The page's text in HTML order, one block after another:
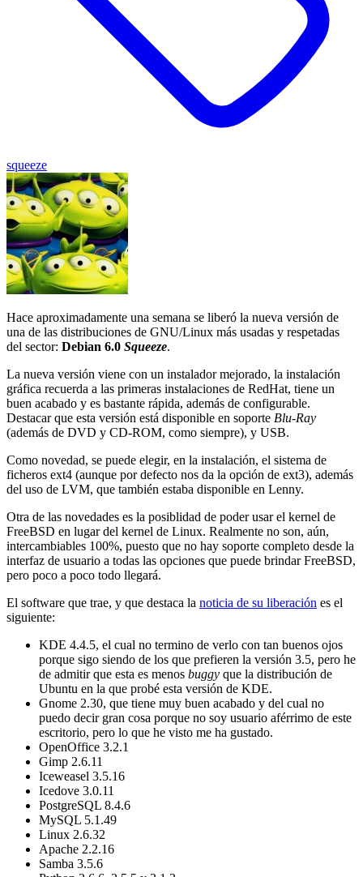
squeeze
Hace aproximadamente una semana se liberó la nueva versión de
una de las distribuciones de GNU/Linux más usadas y respetadas
del sector: Debian 6.0 Squeeze.
La nueva versión viene con un instalador mejorado, la instalación
gráfica recuerda a las primeras instalaciones de RedHat, tiene un
buen acabado y es bastante rápida, además de configurable.
Destacar que esta versión está disponible en soporte Blu-Ray
(además de DVD y CD-ROM, como siempre), y USB.
Como novedad, se puede elegir, en la instalación, el sistema de
ficheros ext4 (aunque por defecto nos da la opción de ext3), además
del uso de LVM, que también estaba disponible en Lenny.
Otra de las novedades es la posiblidad de poder usar el kernel de
FreeBSD en lugar del kernel de Linux. Realmente no son, aún,
intercambiables 100%, puesto que no hay soporte completo desde la
interfaz de usuario a todas las opciones que puede brindar FreeBSD,
pero poco a poco todo llegará.
El software que trae, y que destaca la noticia de su liberación es el
siguiente:
KDE 4.4.5, el cual no termino de verlo con tan buenos ojos
porque sigo siendo de los que prefieren la versión 3.5, pero he
de admitir que esta es menos buggy que la distribución de
Ubuntu en la que probé esta versión de KDE.
Gnome 2.30, que tiene muy buen acabado y del cual no
puedo decir gran cosa porque no soy usuario aférrimo de este
escritorio, pero lo que he visto me ha gustado.
OpenOffice 3.2.1
Gimp 2.6.11
Iceweasel 3.5.16
Icedove 3.0.11
PostgreSQL 8.4.6
MySQL 5.1.49
Linux 2.6.32
Apache 2.2.16
Samba 3.5.6